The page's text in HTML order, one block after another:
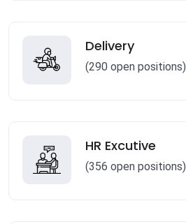
Delivery
(290 open positions)
HR Excutive
(356 open positions)